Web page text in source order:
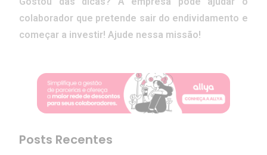
colaborador que pretende sair do endividamento e
começar a investir! Ajude nessa missão!
Posts Recentes